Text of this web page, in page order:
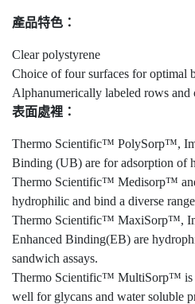
產品特色：
Clear polystyrene
Choice of four surfaces for optimal
Alphanumerically labeled rows and
表面處裡：
Thermo Scientific™ PolySorp™,
Binding (UB) are for adsorption of
Thermo Scientific™ Medisorp™
hydrophilic and bind a diverse
Thermo Scientific™ MaxiSorp™,
Enhanced Binding(EB) are
sandwich assays.
Thermo Scientific™ MultiSorp™ is
well for glycans and water soluble